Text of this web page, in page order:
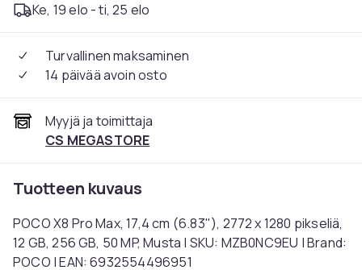
Ke, 19 elo - ti, 25 elo
Turvallinen maksaminen
14 päivää avoin osto
Myyjä ja toimittaja
CS MEGASTORE
Tuotteen kuvaus
POCO X8 Pro Max, 17,4 cm (6.83"), 2772 x 1280 pikseliä,
12 GB, 256 GB, 50 MP, Musta | SKU: MZB0NC9EU | Brand:
POCO | EAN: 6932554496951